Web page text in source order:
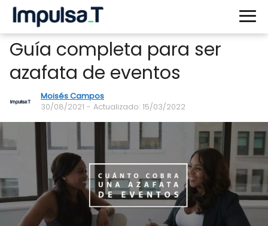
Guía completa para ser
azafata de eventos
Moisés Campos
30/08/2021 - Actualizado: 15/03/2022